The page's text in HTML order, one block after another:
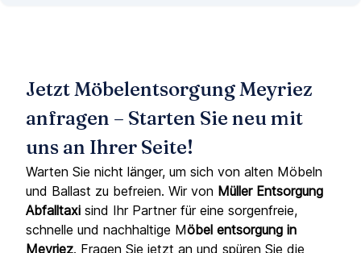
Jetzt Möbelentsorgung Meyriez
anfragen – Starten Sie neu mit
uns an Ihrer Seite!
Warten Sie nicht länger, um sich von alten Möbeln
und Ballast zu befreien. Wir von Müller Entsorgung
Abfalltaxi sind Ihr Partner für eine sorgenfreie,
schnelle und nachhaltige Möbel entsorgung in
Meyriez. Fragen Sie jetzt an und spüren Sie die